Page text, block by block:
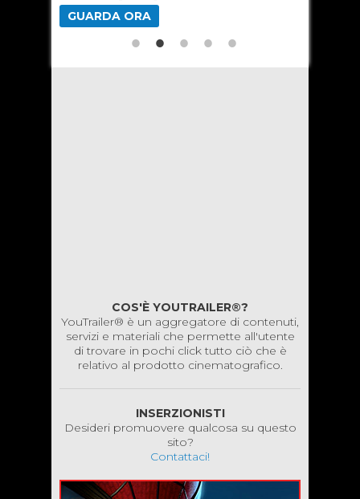
GUARDA ORA
COS'È YOUTRAILER®?
YouTrailer® è un aggregatore di contenuti,
servizi e materiali che permette all'utente
di trovare in pochi click tutto ciò che è
relativo al prodotto cinematografico.
INSERZIONISTI
Desideri promuovere qualcosa su questo
sito?
Contattaci!